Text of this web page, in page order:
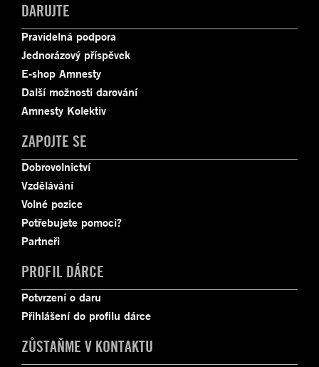
DARUJTE
Pravidelná podpora
Jednorázový příspěvek
E-shop Amnesty
Další možnosti darování
Amnesty Kolektiv
ZAPOJTE SE
Dobrovolnictví
Vzdělávání
Volné pozice
Potřebujete pomoci?
Partneři
PROFIL DÁRCE
Potvrzení o daru
Přihlášení do profilu dárce
ZŮSTAŇME V KONTAKTU